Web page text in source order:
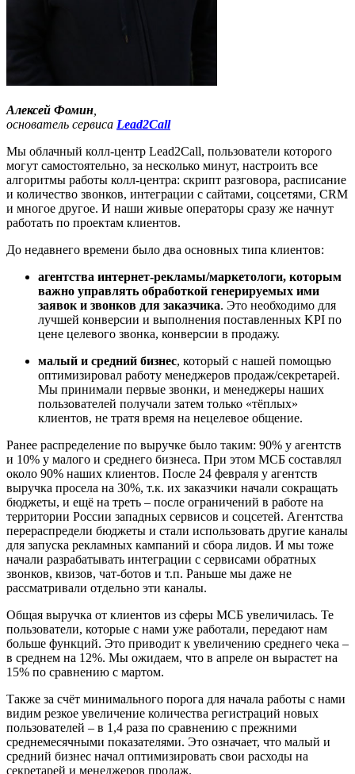
Алексей Фомин,
основатель сервиса Lead2Call
Мы облачный колл-центр Lead2Call, пользователи которого
могут самостоятельно, за несколько минут, настроить все
алгоритмы работы колл-центра: скрипт разговора, расписание
и количество звонков, интеграции с сайтами, соцсетями, CRM
и многое другое. И наши живые операторы сразу же начнут
работать по проектам клиентов.
До недавнего времени было два основных типа клиентов:
агентства интернет-рекламы/маркетологи, которым
важно управлять обработкой генерируемых ими
заявок и звонков для заказчика. Это необходимо для
лучшей конверсии и выполнения поставленных KPI по
цене целевого звонка, конверсии в продажу.
малый и средний бизнес, который с нашей помощью
оптимизировал работу менеджеров продаж/секретарей.
Мы принимали первые звонки, и менеджеры наших
пользователей получали затем только «тёплых»
клиентов, не тратя время на нецелевое общение.
Ранее распределение по выручке было таким: 90% у агентств
и 10% у малого и среднего бизнеса. При этом МСБ составлял
около 90% наших клиентов. После 24 февраля у агентств
выручка просела на 30%, т.к. их заказчики начали сокращать
бюджеты, и ещё на треть – после ограничений в работе на
территории России западных сервисов и соцсетей. Агентства
перераспредели бюджеты и стали использовать другие каналы
для запуска рекламных кампаний и сбора лидов. И мы тоже
начали разрабатывать интеграции с сервисами обратных
звонков, квизов, чат-ботов и т.п. Раньше мы даже не
рассматривали отдельно эти каналы.
Общая выручка от клиентов из сферы МСБ увеличилась. Те
пользователи, которые с нами уже работали, передают нам
больше функций. Это приводит к увеличению среднего чека –
в среднем на 12%. Мы ожидаем, что в апреле он вырастет на
15% по сравнению с мартом.
Также за счёт минимального порога для начала работы с нами
видим резкое увеличение количества регистраций новых
пользователей – в 1,4 раза по сравнению с прежними
среднемесячными показателями. Это означает, что малый и
средний бизнес начал оптимизировать свои расходы на
секретарей и менеджеров продаж.